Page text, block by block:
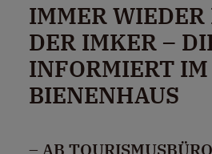
IMMER WIEDER
DER IMKER –
INFORMIERT IM
BIENENHAUS
– AB